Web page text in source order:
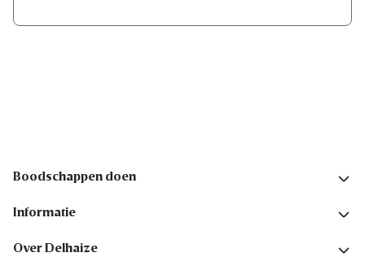
Boodschappen doen
Informatie
Over Delhaize